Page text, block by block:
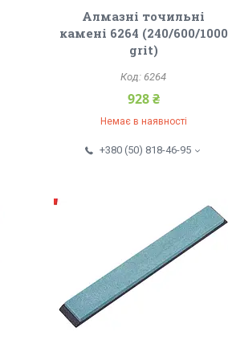
Алмазні точильні
камені 6264 (240/600/1000
grit)
6264
928 ₴
Немає в наявності
+380 (50) 818-46-95